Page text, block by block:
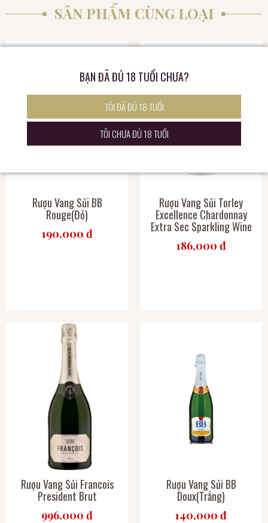
SẢN PHẨM CÙNG LOẠI
Rượu Vang Sủi BB
Rouge(Đỏ)
190,000 đ
Rượu Vang Sủi Torley
Excellence Chardonnay
Extra Sec Sparkling Wine
186,000 đ
Rượu Vang Sủi Francois
President Brut
996,000 đ
Rượu Vang Sủi BB
Doux(Trắng)
140,000 đ
BẠN ĐÃ ĐỦ 18 TUỔI CHƯA?
TÔI ĐÃ ĐỦ 18 TUỔI
TÔI CHƯA ĐỦ 18 TUỔI